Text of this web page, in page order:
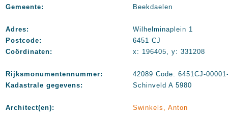
Gemeente:
Beekdaelen
Adres:
Wilhelminaplein 1
Postcode:
6451 CJ
Coördinaten:
x: 196405, y: 331208
Rijksmonumentennummer:
42089 Code: 6451CJ-
Kadastrale gegevens:
Schinveld A 5980
Architect(en): Swinkels, Anton